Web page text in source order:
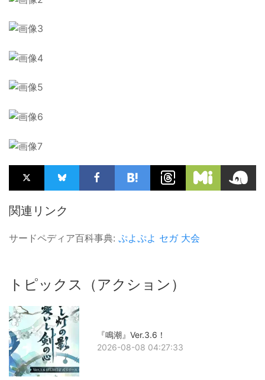
関連リンク
サードペディア百科事典: ぷよぷよ セガ 大会
トピックス（アクション）
『鳴潮』Ver.3.6！
2026-08-08 04:27:33